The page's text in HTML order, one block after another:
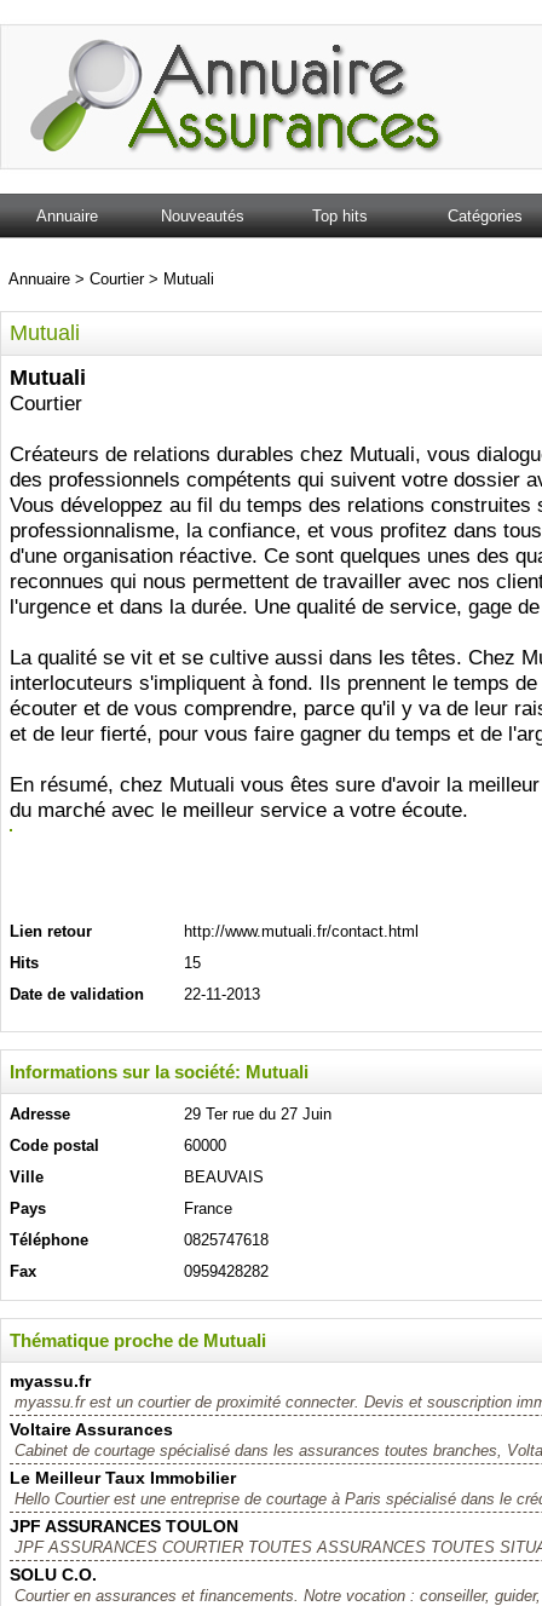
Annuaire Nouveautés Top hits Catégories
Annuaire > Courtier> Mutuali
Mutuali
Mutuali
Courtier
Créateurs de relations durables chez Mutuali, vous
des professionnels compétents qui suivent votre dossier
Vous développez au fil du temps des relations construites
professionnalisme, la confiance, et vous profitez dans
d'une organisation réactive. Ce sont quelques unes des
reconnues qui nous permettent de travailler avec nos
l'urgence et dans la durée. Une qualité de service, gage
La qualité se vit et se cultive aussi dans les têtes. Chez
interlocuteurs s'impliquent à fond. Ils prennent le temps
écouter et de vous comprendre, parce qu'il y va de leur
et de leur fierté, pour vous faire gagner du temps et de
En résumé, chez Mutuali vous êtes sure d'avoir la
du marché avec le meilleur service a votre écoute.
Lien retour
http://www.mutuali.fr/contact.html
Hits
15
Date de validation
22-11-2013
Informations sur la société: Mutuali
Adresse
29 Ter rue du 27 Juin
Code postal
60000
Ville
BEAUVAIS
Pays
France
Téléphone
0825747618
Fax
0959428282
Thématique proche de Mutuali
myassu.fr
myassu.fr est un courtier de proximité connecter. Devis et souscription
Voltaire Assurances
Cabinet de courtage spécialisé dans les assurances toutes branches,
Le Meilleur Taux Immobilier
Hello Courtier est une entreprise de courtage à Paris spécialisé dans le
JPF ASSURANCES TOULON
JPF ASSURANCES COURTIER TOUTES ASSURANCES TOUTES
SOLU C.O.
Courtier en assurances et financements. Notre vocation : conseiller,